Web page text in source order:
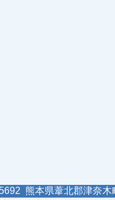
熊本県葦北郡津奈